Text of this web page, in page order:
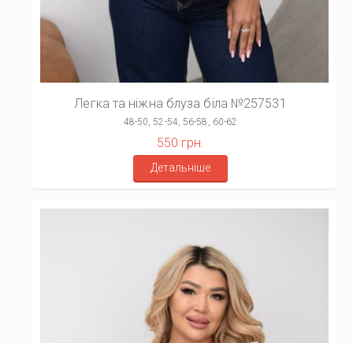
Легка та ніжна блуза біла №257531
48-50, 52-54, 56-58, 60-62
550 грн.
Детальніше